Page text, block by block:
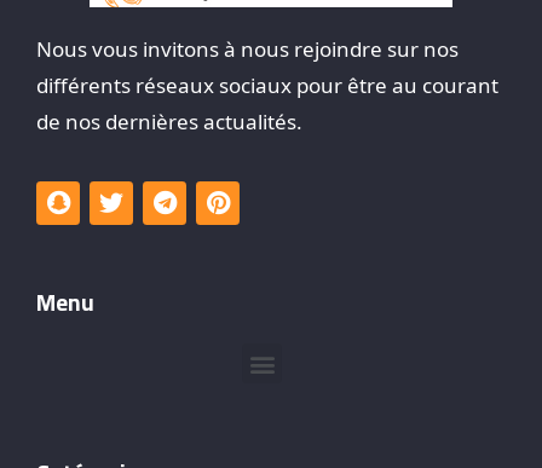
Nous vous invitons à nous rejoindre sur nos
différents réseaux sociaux pour être au courant
de nos dernières actualités.
Menu